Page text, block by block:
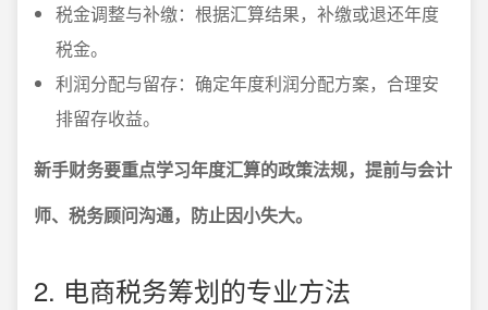
税金调整与补缴：根据汇算结果，补缴或退还年度
税金。
利润分配与留存：确定年度利润分配方案，合理安
排留存收益。
新手财务要重点学习年度汇算的政策法规，提前与会计
师、税务顾问沟通，防止因小失大。
2. 电商税务筹划的专业方法